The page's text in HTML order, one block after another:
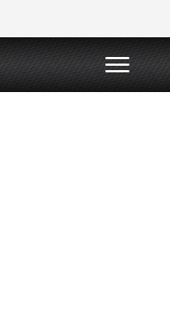
T
o
g